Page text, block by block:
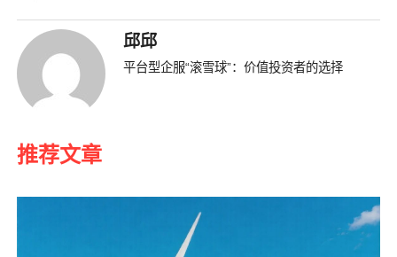
邱邱
平台型企服“滚雪球”：价值投资者的选择
推荐文章